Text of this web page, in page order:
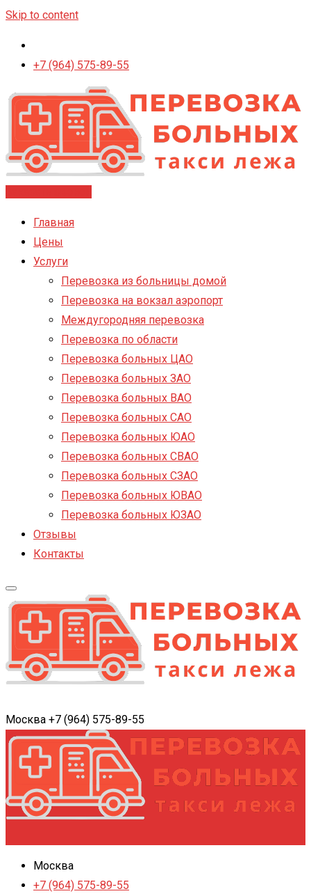
Skip to content
+7 (964) 575-89-55
Главная
Цены
Услуги
Перевозка из больницы домой
Перевозка на вокзал аэропорт
Междугородняя перевозка
Перевозка по области
Перевозка больных ЦАО
Перевозка больных ЗАО
Перевозка больных ВАО
Перевозка больных САО
Перевозка больных ЮАО
Перевозка больных СВАО
Перевозка больных СЗАО
Перевозка больных ЮВАО
Перевозка больных ЮЗАО
Отзывы
Контакты
Москва +7 (964) 575-89-55
Москва
+7 (964) 575-89-55